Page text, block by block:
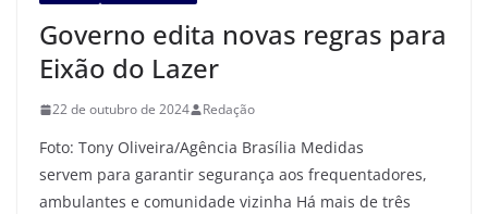
Governo edita novas regras para
Eixão do Lazer
22 de outubro de 2024 Redação
Foto: Tony Oliveira/Agência Brasília Medidas
servem para garantir segurança aos frequentadores,
ambulantes e comunidade vizinha Há mais de três